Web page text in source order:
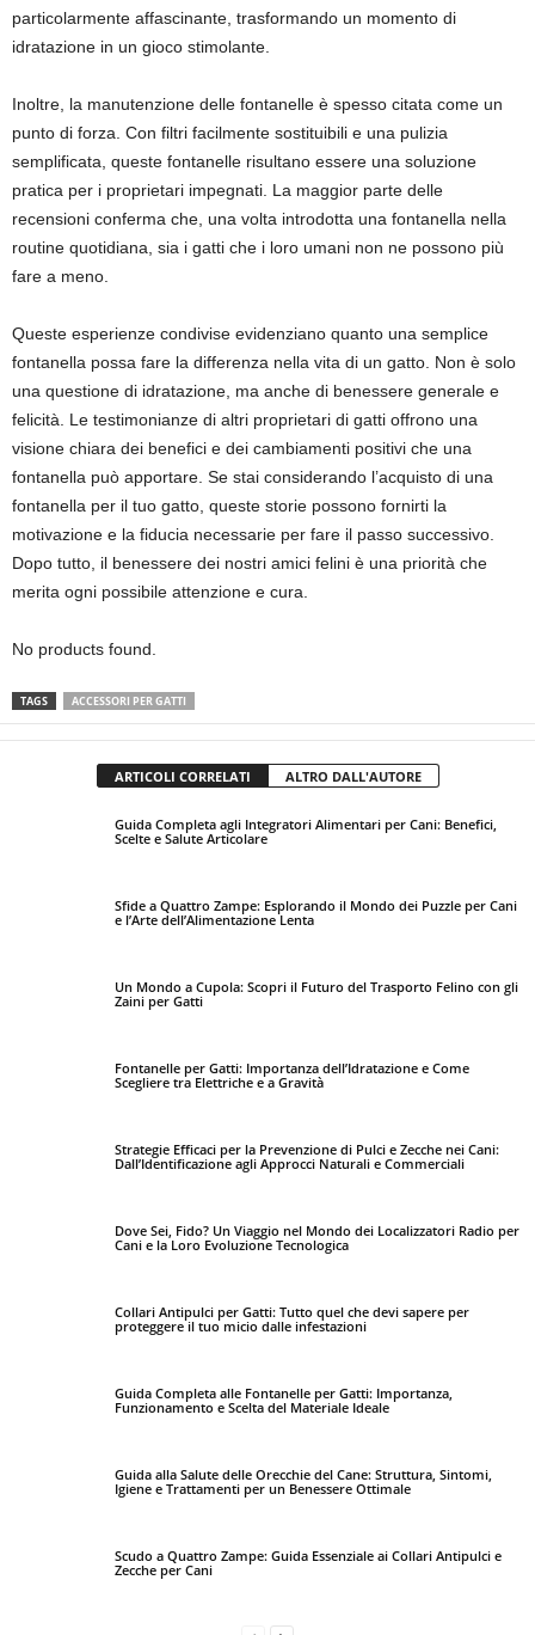
particolarmente affascinante, trasformando un momento di
idratazione in un gioco stimolante.
Inoltre, la manutenzione delle fontanelle è spesso citata come un
punto di forza. Con filtri facilmente sostituibili e una pulizia
semplificata, queste fontanelle risultano essere una soluzione
pratica per i proprietari impegnati. La maggior parte delle
recensioni conferma che, una volta introdotta una fontanella nella
routine quotidiana, sia i gatti che i loro umani non ne possono più
fare a meno.
Queste esperienze condivise evidenziano quanto una semplice
fontanella possa fare la differenza nella vita di un gatto. Non è solo
una questione di idratazione, ma anche di benessere generale e
felicità. Le testimonianze di altri proprietari di gatti offrono una
visione chiara dei benefici e dei cambiamenti positivi che una
fontanella può apportare. Se stai considerando l’acquisto di una
fontanella per il tuo gatto, queste storie possono fornirti la
motivazione e la fiducia necessarie per fare il passo successivo.
Dopo tutto, il benessere dei nostri amici felini è una priorità che
merita ogni possibile attenzione e cura.
No products found.
TAGS ACCESSORI PER GATTI
ARTICOLI CORRELATI ALTRO DALL'AUTORE
Guida Completa agli Integratori Alimentari per Cani: Benefici,
Scelte e Salute Articolare
Sfide a Quattro Zampe: Esplorando il Mondo dei Puzzle per Cani
e l’Arte dell’Alimentazione Lenta
Un Mondo a Cupola: Scopri il Futuro del Trasporto Felino con gli
Zaini per Gatti
Fontanelle per Gatti: Importanza dell’Idratazione e Come
Scegliere tra Elettriche e a Gravità
Strategie Efficaci per la Prevenzione di Pulci e Zecche nei Cani:
Dall’Identificazione agli Approcci Naturali e Commerciali
Dove Sei, Fido? Un Viaggio nel Mondo dei Localizzatori Radio per
Cani e la Loro Evoluzione Tecnologica
Collari Antipulci per Gatti: Tutto quel che devi sapere per
proteggere il tuo micio dalle infestazioni
Guida Completa alle Fontanelle per Gatti: Importanza,
Funzionamento e Scelta del Materiale Ideale
Guida alla Salute delle Orecchie del Cane: Struttura, Sintomi,
Igiene e Trattamenti per un Benessere Ottimale
Scudo a Quattro Zampe: Guida Essenziale ai Collari Antipulci e
Zecche per Cani